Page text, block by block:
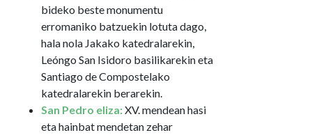
bideko beste monumentu
erromaniko batzuekin lotuta dago,
hala nola Jakako katedralarekin,
Leóngo San Isidoro basilikarekin eta
Santiago de Compostelako
katedralarekin berarekin.
San Pedro eliza:XV. mendean hasi
eta hainbat mendetan zehar